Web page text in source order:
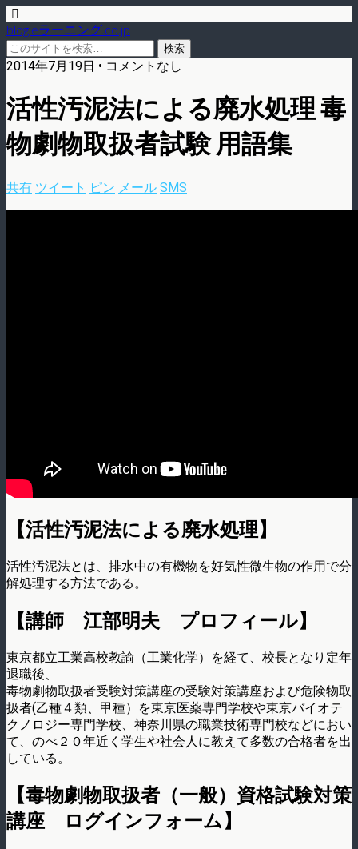
blog.eラーニング.co.jp
2014年7月19日 • コメントなし
活性汚泥法による廃水処理 毒
物劇物取扱者試験 用語集
共有 ツイート ピン メール SMS
【活性汚泥法による廃水処理】
活性汚泥法とは、排水中の有機物を好気性微生物の作用で分
解処理する方法である。
【講師 江部明夫 プロフィール】
東京都立工業高校教諭（工業化学）を経て、校長となり定年
退職後、
毒物劇物取扱者受験対策講座の受験対策講座および危険物取
扱者(乙種４類、甲種）を東­京医薬専門学校や東京バイオテ
クノロジー専門学校、神奈川県の職業技術専門校などにお­い
て、のべ２０年近く学生や社会人に教えて多数の合格者を出
している。
【毒物劇物取扱者（一般）資格試験対策
講座 ログインフォーム】